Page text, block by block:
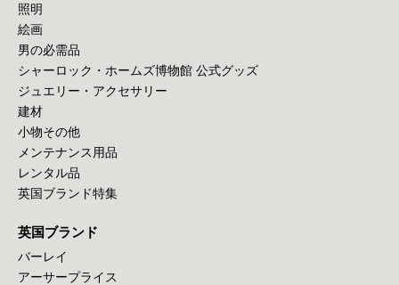
照明
絵画
男の必需品
シャーロック・ホームズ博物館 公式グッズ
ジュエリー・アクセサリー
建材
小物その他
メンテナンス用品
レンタル品
英国ブランド特集
英国ブランド
バーレイ
アーサープライス